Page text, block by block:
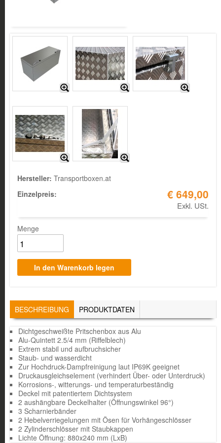
Hersteller: Transportboxen.at
Einzelpreis:
€ 649,00
Exkl. USt.
Menge
TABS
BESCHREIBUNG (AKTIVER
REITER)
PRODUKTDATEN
Dichtgeschweißte Pritschenbox aus Alu
Alu-Quintett 2.5/4 mm (Riffelblech)
Extrem stabil und aufbruchsicher
Staub- und wasserdicht
Zur Hochdruck-Dampfreinigung laut IP69K geeignet
Druckausgleichselement (verhindert Über- oder Unterdruck)
Korrosions-, witterungs- und temperaturbeständig
Deckel mit patentiertem Dichtsystem
2 aushängbare Deckelhalter (Öffnungswinkel 96°)
3 Scharnierbänder
2 Hebelverriegelungen mit Ösen für Vorhängeschlösser
2 Zylinderschlösser mit Staubkappen
Lichte Öffnung: 880x240 mm (LxB)